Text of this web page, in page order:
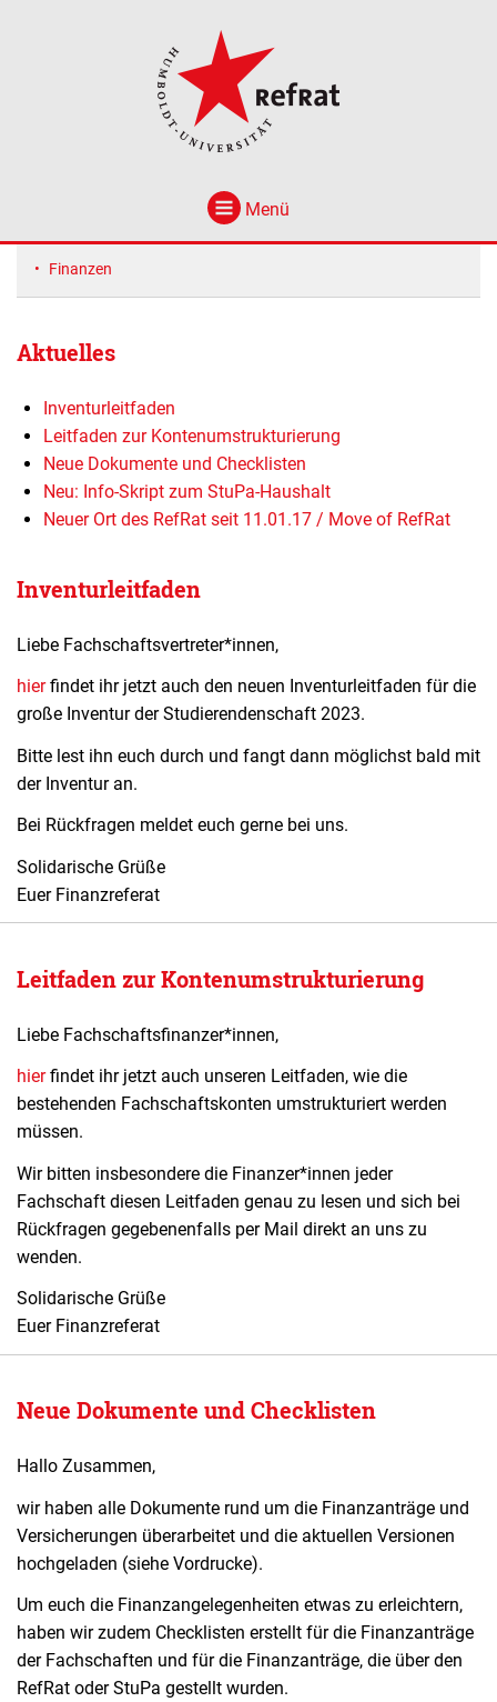
Menü
Finanzen
Aktuelles
Inventurleitfaden
Leitfaden zur Kontenumstrukturierung
Neue Dokumente und Checklisten
Neu: Info-Skript zum StuPa-Haushalt
Neuer Ort des RefRat seit 11.01.17 / Move of RefRat
Inventurleitfaden
Liebe Fachschaftsvertreter*innen,
hierfindet ihr jetzt auch den neuen Inventurleitfaden für die
große Inventur der Studierendenschaft 2023.
Bitte lest ihn euch durch und fangt dann möglichst bald mit
der Inventur an.
Bei Rückfragen meldet euch gerne bei uns.
Solidarische Grüße
Euer Finanzreferat
Leitfaden zur Kontenumstrukturierung
Liebe Fachschaftsfinanzer*innen,
hierfindet ihr jetzt auch unseren Leitfaden, wie die
bestehenden Fachschaftskonten umstrukturiert werden
müssen.
Wir bitten insbesondere die Finanzer*innen jeder
Fachschaft diesen Leitfaden genau zu lesen und sich bei
Rückfragen gegebenenfalls per Mail direkt an uns zu
wenden.
Solidarische Grüße
Euer Finanzreferat
Neue Dokumente und Checklisten
Hallo Zusammen,
wir haben alle Dokumente rund um die Finanzanträge und
Versicherungen überarbeitet und die aktuellen Versionen
hochgeladen (siehe Vordrucke).
Um euch die Finanzangelegenheiten etwas zu erleichtern,
haben wir zudem Checklisten erstellt für die Finanzanträge
der Fachschaften und für die Finanzanträge, die über den
RefRat oder StuPa gestellt wurden.